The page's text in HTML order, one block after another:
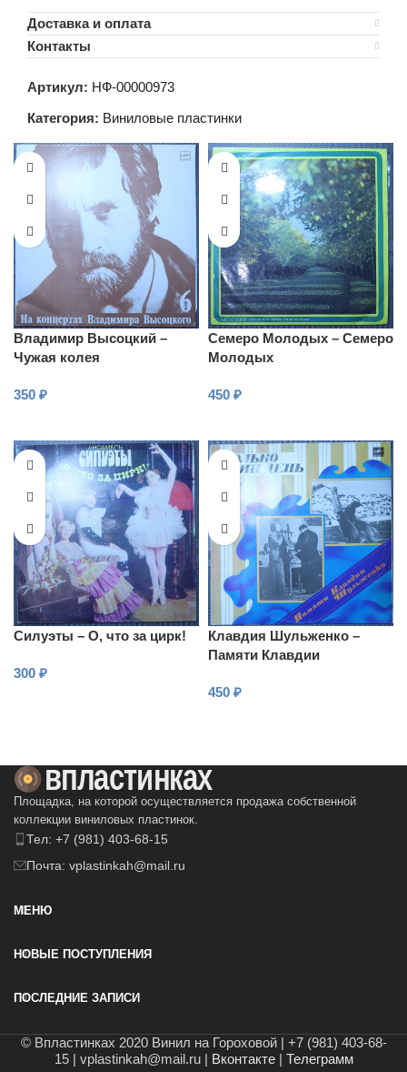
Доставка и оплата
Контакты
Артикул: НФ-00000973
Категория: Виниловые пластинки
Владимир Высоцкий –
Чужая колея
350 ₽
Семеро Молодых – Семеро
Молодых
450 ₽
Силуэты – О, что за цирк!
300 ₽
Клавдия Шульженко –
Памяти Клавдии
один день
450 ₽
Площадка, на которой осуществляется продажа собственной
коллекции виниловых пластинок.
Тел: +7 (981) 403-68-15
Почта: vplastinkah@mail.ru
МЕНЮ
НОВЫЕ ПОСТУПЛЕНИЯ
ПОСЛЕДНИЕ ЗАПИСИ
© Впластинках 2020 Винил на Гороховой | +7 (981) 403-68-
15 | vplastinkah@mail.ru | Вконтакте| Телеграмм